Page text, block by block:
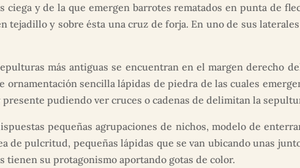
y de la que emergen barrotes rematados en punta de
tejadillo y sobre ésta una cruz de forja. En uno de sus
más antiguas se encuentran en el margen derecho
ornamentación sencilla lápidas de piedra de las cuales
pudiendo ver cruces o cadenas de delimitan la
pequeñas agrupaciones de nichos, modelo de
de pulcritud, pequeñas lápidas que se van ubicando unas
su protagonismo aportando gotas de color.